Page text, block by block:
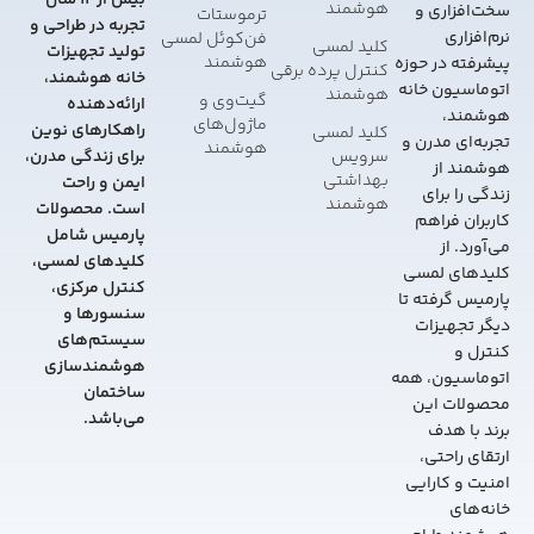
سخت‌افزاری و
نرم‌افزاری
پیشرفته در حوزه
اتوماسیون خانه
هوشمند،
تجربه‌ای مدرن و
هوشمند از
زندگی را برای
کاربران فراهم
می‌آورد. از
کلیدهای لمسی
پارمیس گرفته تا
دیگر تجهیزات
کنترل و
اتوماسیون، همه
محصولات این
برند با هدف
ارتقای راحتی،
امنیت و کارایی
خانه‌های
هوشمند
کلید لمسی
کنترل پرده برقی
هوشمند
کلید لمسی
سرویس
بهداشتی
هوشمند
ترموستات
فن‌کوئل لمسی
هوشمند
گیت‌وی و
ماژول‌های
هوشمند
تجربه در طراحی و
تولید تجهیزات
خانه هوشمند،
ارائه‌دهنده
راهکارهای نوین
برای زندگی مدرن،
ایمن و راحت
است. محصولات
پارمیس شامل
کلیدهای لمسی،
کنترل مرکزی،
سنسورها و
سیستم‌های
هوشمندسازی
ساختمان
می‌باشد.